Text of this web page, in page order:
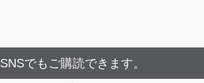
SNSでもご購読できます。